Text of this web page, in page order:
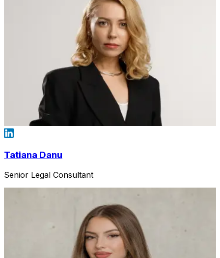
Tatiana Danu
Senior Legal Consultant